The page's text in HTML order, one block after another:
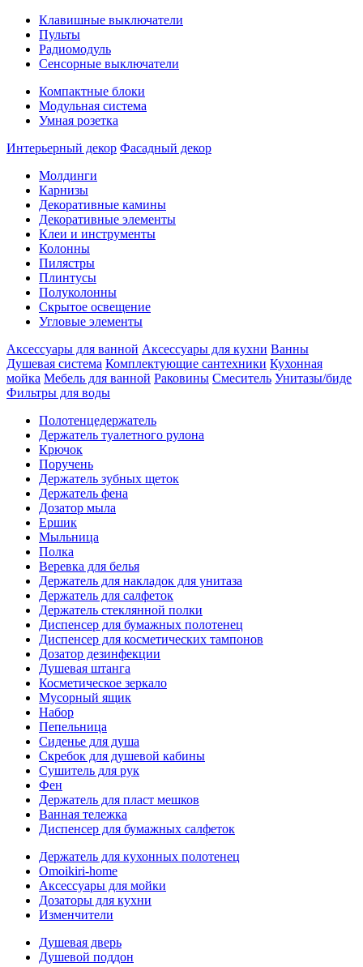
Клавишные выключатели
Пульты
Радиомодуль
Сенсорные выключатели
Компактные блоки
Модульная система
Умная розетка
Интерьерный декор Фасадный декор
Молдинги
Карнизы
Декоративные камины
Декоративные элементы
Клеи и инструменты
Колонны
Пилястры
Плинтусы
Полуколонны
Скрытое освещение
Угловые элементы
Аксессуары для ванной Аксессуары для кухни Ванны
Душевая система Комплектующие сантехники Кухонная
мойка Мебель для ванной Раковины Смеситель Унитазы/биде
Фильтры для воды
Полотенцедержатель
Держатель туалетного рулона
Крючок
Поручень
Держатель зубных щеток
Держатель фена
Дозатор мыла
Eршик
Мыльница
Полка
Веревка для белья
Держатель для накладок для унитаза
Держатель для салфеток
Держатель стеклянной полки
Диспенсер для бумажных полотенец
Диспенсер для косметических тампонов
Дозатор дезинфекции
Душевая штанга
Косметическое зеркало
Мусорный ящик
Набор
Пепельница
Сиденье для душа
Скребок для душевой кабины
Сушитель для рук
Фен
Держатель для пласт мешков
Ванная тележка
Диспенсер для бумажных салфеток
Держатель для кухонных полотенец
Omoikiri-home
Аксессуары для мойки
Дозаторы для кухни
Изменчители
Душевая дверь
Душевой поддон